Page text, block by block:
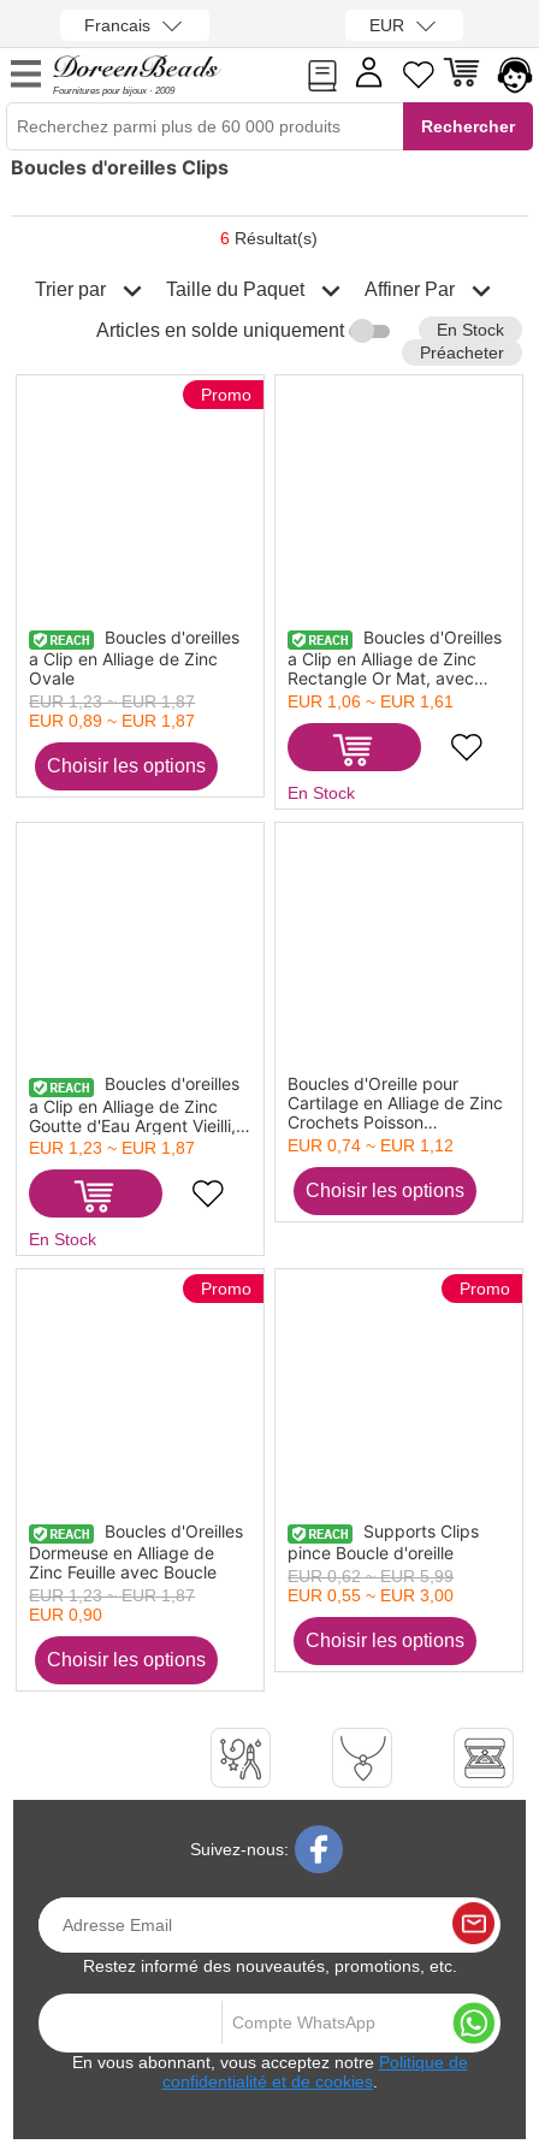
Francais EUR
Fournitures pour bijoux · 2009
Boucles d'oreilles Clips
6 Résultat(s)
Trier par Taille du Paquet Affiner Par
Articles en solde uniquement
En Stock
Préacheter
Boucles d'oreilles
a Clip en Alliage de Zinc
Ovale
Promo
EUR 1,23 ~ EUR 1,87
EUR 0,89 ~ EUR 1,87
Boucles d'Oreilles
a Clip en Alliage de Zinc
Rectangle Or Mat, avec
Boucle 21mm x 12mm, 1
EUR 1,06 ~ EUR 1,61
En Stock
Boucles d'oreilles
a Clip en Alliage de Zinc
Goutte d'Eau Argent Vieilli,
27mm x 17mm, 4 Pcs
EUR 1,23 ~ EUR 1,87
En Stock
Boucles d'Oreille pour
Cartilage en Alliage de Zinc
Crochets Poisson
Multicolore, avec Boucle
5.9cm x 3.5cm, 10 Pcs
EUR 0,74 ~ EUR 1,12
Boucles d'Oreilles
Dormeuse en Alliage de
Zinc Feuille avec Boucle
Promo
EUR 1,23 ~ EUR 1,87
EUR 0,90
Supports Clips
pince Boucle d'oreille
Promo
EUR 0,62 ~ EUR 5,99
EUR 0,55 ~ EUR 3,00
Suivez-nous:
Restez informé des nouveautés, promotions, etc.
En vous abonnant, vous acceptez notre Politique de
confidentialité et de cookies.